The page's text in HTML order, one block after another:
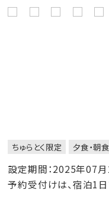
ちゅらとく限定 夕食・朝
設定期間：2025年07
予約受付けは、宿泊1